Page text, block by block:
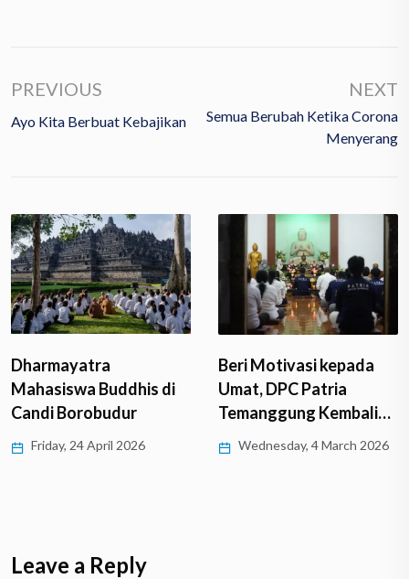
PREVIOUS
Ayo Kita Berbuat Kebajikan
NEXT
Semua Berubah Ketika Corona
Menyerang
Dharmayatra
Mahasiswa Buddhis di
Candi Borobudur
Friday, 24 April 2026
Beri Motivasi kepada
Umat, DPC Patria
Temanggung Kembali…
Wednesday, 4 March 2026
Leave a Reply